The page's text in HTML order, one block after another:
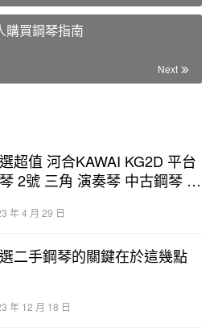
購買鋼琴指南
Next
超值 河合KAWAI KG2D 平台
2號 三角 演奏琴 中古鋼琴 二
年 4 月 29 日
二手鋼琴的關鍵在於這幾點
年 12 月 18 日